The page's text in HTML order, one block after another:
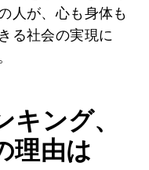
人が、心も身体も
る社会の実現に
ング、
理由は